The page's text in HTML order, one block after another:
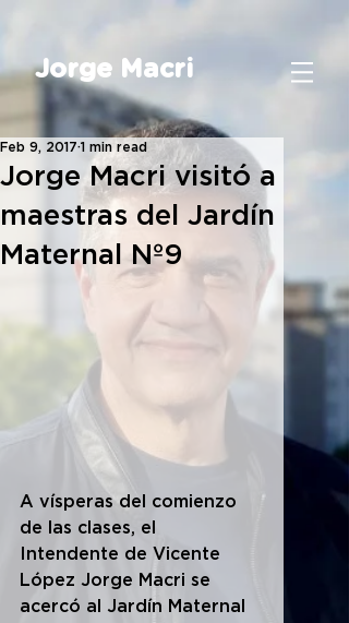
Jorge Macri
Jorge Macri visitó a
maestras del Jardín
Maternal Nº9
Feb 9, 2017 1 min read
A vísperas del comienzo
de las clases, el
Intendente de Vicente
López Jorge Macri se
acercó al Jardín Maternal